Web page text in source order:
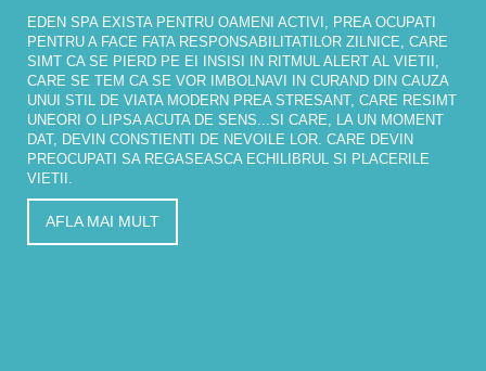
EDEN SPA EXISTA PENTRU OAMENI ACTIVI, PREA OCUPATI
PENTRU A FACE FATA RESPONSABILITATILOR ZILNICE, CARE
SIMT CA SE PIERD PE EI INSISI IN RITMUL ALERT AL VIETII,
CARE SE TEM CA SE VOR IMBOLNAVI IN CURAND DIN CAUZA
UNUI STIL DE VIATA MODERN PREA STRESANT, CARE RESIMT
UNEORI O LIPSA ACUTA DE SENS...SI CARE, LA UN MOMENT
DAT, DEVIN CONSTIENTI DE NEVOILE LOR. CARE DEVIN
PREOCUPATI SA REGASEASCA ECHILIBRUL SI PLACERILE
VIETII.
AFLA MAI MULT